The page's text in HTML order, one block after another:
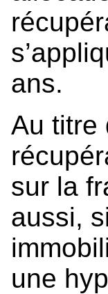
ans.
Au titre
sur la
aussi,
une